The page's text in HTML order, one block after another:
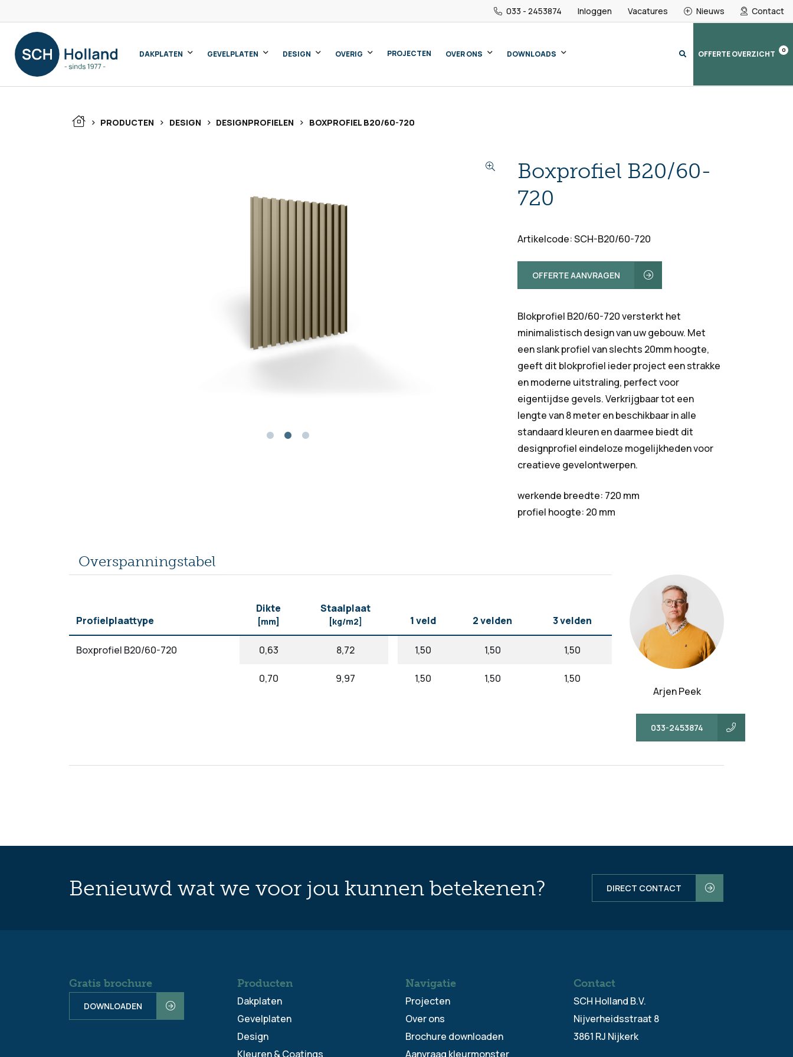
033 - 2453874 Inloggen Vacatures Nieuws Contact
DAKPLATEN GEVELPLATEN DESIGN OVERIG PROJECTEN OVER ONS DOWNLOADS OFFERTE OVERZICHT 0
> PRODUCTEN > DESIGN > DESIGNPROFIELEN > BOXPROFIEL B20/60-720
Boxprofiel B20/60-
720
Artikelcode: SCH-B20/60-720
OFFERTE AANVRAGEN
Blokprofiel B20/60-720 versterkt het
minimalistisch design van uw gebouw. Met
een slank profiel van slechts 20mm hoogte,
geeft dit blokprofiel ieder project een strakke
en moderne uitstraling, perfect voor
eigentijdse gevels. Verkrijgbaar tot een
lengte van 8 meter en beschikbaar in alle
standaard kleuren en daarmee biedt dit
designprofiel eindeloze mogelijkheden voor
creatieve gevelontwerpen.
werkende breedte: 720 mm
profiel hoogte: 20 mm
Overspanningstabel
Profielplaattype
Dikte
[mm]
Staalplaat
[kg/m2] 1 veld 2 velden 3 velden
Boxprofiel B20/60-720 0,63 8,72 1,50 1,50 1,50
0,70 9,97 1,50 1,50
1,50
Arjen Peek
033-2453874
Benieuwd wat we voor jou kunnen betekenen? DIRECT CONTACT
Gratis brochure
DOWNLOADEN
Producten
Dakplaten
Gevelplaten
Design
Kleuren & Coatings
Navigatie
Projecten
Over ons
Brochure downloaden
Aanvraag kleurmonster
Contact
SCH Holland B.V.
Nijverheidsstraat 8
3861 RJ Nijkerk